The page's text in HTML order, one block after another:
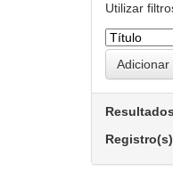
Utilizar
Registro(s)